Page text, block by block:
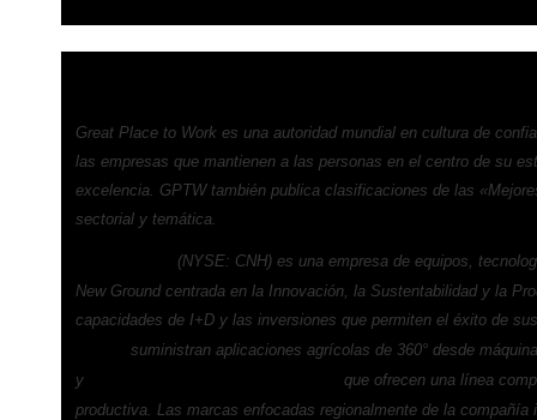
Great Place to Work es una autoridad mundial en cultura de
las empresas que mantienen a las personas en el centro de su
excelencia. GPTW también publica clasificaciones de las
sectorial y temática.
(NYSE: CNH) es una empresa de equipos,
New Ground centrada en la Innovación, la Sustentabilidad y la
capacidades de I+D y las inversiones que permiten el éxito de
suministran aplicaciones agrícolas de 360° desde
y
que ofrecen una línea
productiva. Las marcas enfocadas regionalmente de la compañía